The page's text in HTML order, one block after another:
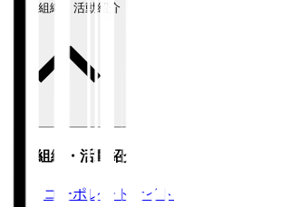
運営組織・活動紹介
運営組織・活動紹介
コーポレートサイト